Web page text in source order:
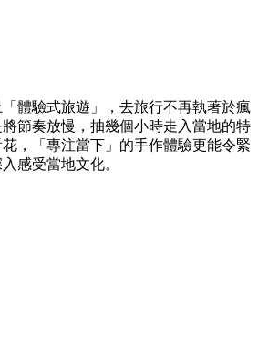
體驗式旅遊」，去旅行不再執著於瘋
節奏放慢，抽幾個小時走入當地的特
，「專注當下」的手作體驗更能令緊
感受當地文化。